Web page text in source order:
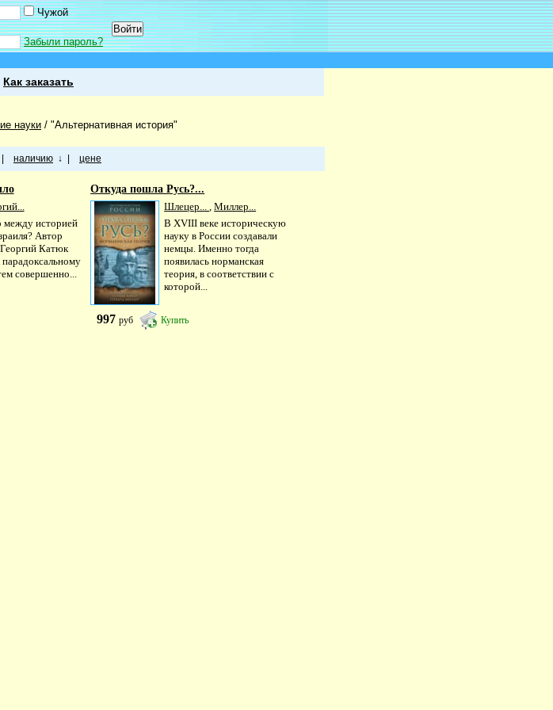
Чужой
Забыли пароль?
Как заказать
науки / "Альтернативная история"
наличию ↓ цене
между историей
Автор
Катюк
совершенно...
Откуда пошла Русь?...
Шлецер...,Миллер...
В XVIII веке историческую
науку в России создавали
немцы. Именно тогда
появилась норманская
теория, в соответствии с
которой...
997руб Купить